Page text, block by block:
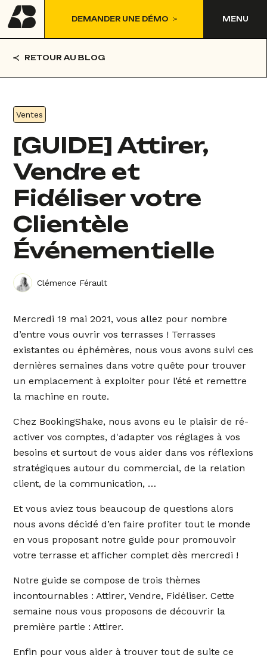
DEMANDER UNE DÉMO MENU
RETOUR AU BLOG
Ventes
[GUIDE] Attirer,
Vendre et
Fidéliser votre
Clientèle
Événementielle
Clémence Férault
Mercredi 19 mai 2021, vous allez pour nombre
d’entre vous ouvrir vos terrasses ! Terrasses
existantes ou éphémères, nous vous avons suivi ces
dernières semaines dans votre quête pour trouver
un emplacement à exploiter pour l’été et remettre
la machine en route.
Chez BookingShake, nous avons eu le plaisir de ré-
activer vos comptes, d'adapter vos réglages à vos
besoins et surtout de vous aider dans vos réflexions
stratégiques autour du commercial, de la relation
client, de la communication, …
Et vous aviez tous beaucoup de questions alors
nous avons décidé d’en faire profiter tout le monde
en vous proposant notre guide pour promouvoir
votre terrasse et afficher complet dès mercredi !
Notre guide se compose de trois thèmes
incontournables : Attirer, Vendre, Fidéliser. Cette
semaine nous vous proposons de découvrir la
première partie : Attirer.
Enfin pour vous aider à trouver tout de suite ce